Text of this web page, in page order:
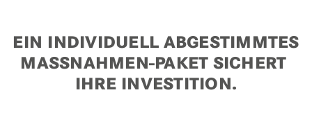
EIN INDIVIDUELL ABGESTIMMTES
MASSNAHMEN-PAKET SICHERT
IHRE INVESTITION.